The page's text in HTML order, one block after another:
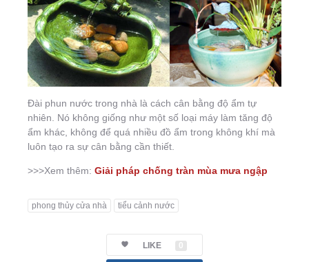
Đài phun nước trong nhà là cách cân bằng độ ẩm tự
nhiên. Nó không giống như một số loại máy làm tăng độ
ẩm khác, không để quá nhiều đồ ẩm trong không khí mà
luôn tạo ra sự cân bằng cần thiết.
>>>Xem thêm: Giải pháp chống tràn mùa mưa ngập
phong thủy cửa nhà tiểu cảnh nước
LIKE 0